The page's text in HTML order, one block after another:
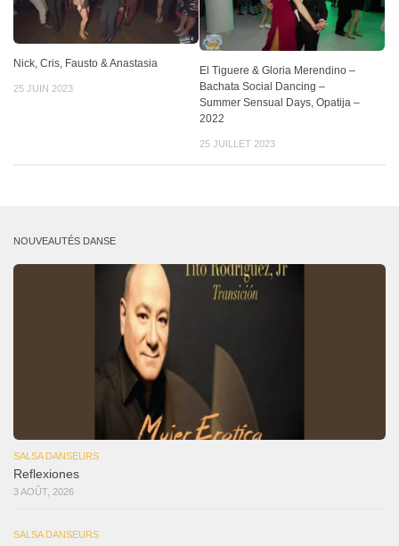
Nick, Cris, Fausto & Anastasia
25 JUIN 2023
El Tiguere & Gloria Merendino –
Bachata Social Dancing –
Summer Sensual Days, Opatija –
2022
25 JUILLET 2023
NOUVEAUTÉS DANSE
SALSA DANSEURS
Reflexiones
3 AOÛT, 2026
SALSA DANSEURS